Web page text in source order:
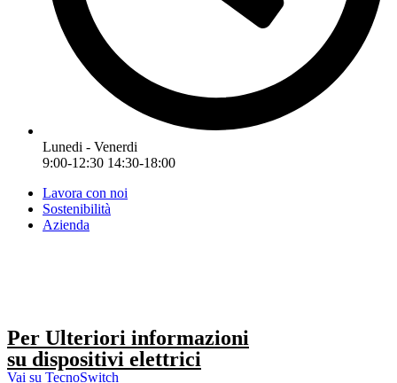
Lunedi - Venerdi
9:00-12:30 14:30-18:00
Lavora con noi
Sostenibilità
Azienda
Per Ulteriori informazioni
su dispositivi elettrici
Vai su TecnoSwitch